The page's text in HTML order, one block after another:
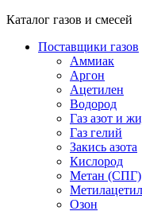
Каталог газов и смесей
Поставщики газов
Аммиак
Аргон
Ацетилен
Водород
Газ азот и
Газ гелий
Закись азота
Кислород
Метан (СПГ)
Озон